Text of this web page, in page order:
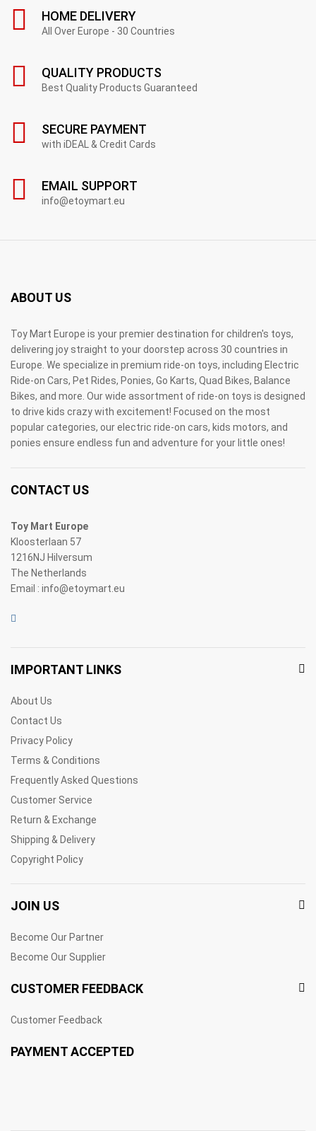
HOME DELIVERY
All Over Europe - 30 Countries
QUALITY PRODUCTS
Best Quality Products Guaranteed
SECURE PAYMENT
with iDEAL & Credit Cards
EMAIL SUPPORT
info@etoymart.eu
ABOUT US
Toy Mart Europe is your premier destination for children's toys,
delivering joy straight to your doorstep across 30 countries in
Europe. We specialize in premium ride-on toys, including Electric
Ride-on Cars, Pet Rides, Ponies, Go Karts, Quad Bikes, Balance
Bikes, and more. Our wide assortment of ride-on toys is designed
to drive kids crazy with excitement! Focused on the most
popular categories, our electric ride-on cars, kids motors, and
ponies ensure endless fun and adventure for your little ones!
CONTACT US
Toy Mart Europe
Kloosterlaan 57
1216NJ Hilversum
The Netherlands
Email : info@etoymart.eu
IMPORTANT LINKS
About Us
Contact Us
Privacy Policy
Terms & Conditions
Frequently Asked Questions
Customer Service
Return & Exchange
Shipping & Delivery
Copyright Policy
JOIN US
Become Our Partner
Become Our Supplier
CUSTOMER FEEDBACK
Customer Feedback
PAYMENT ACCEPTED